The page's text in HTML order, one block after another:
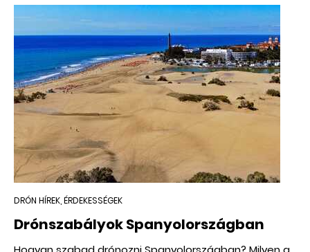
DRÓN HÍREK, ÉRDEKESSÉGEK
Drónszabályok Spanyolországban